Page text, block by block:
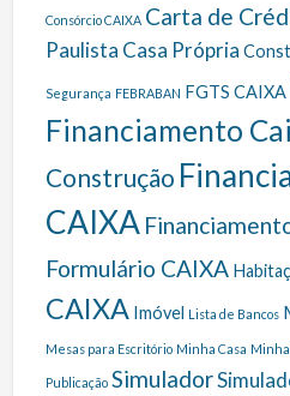
Consórcio CAIXA Carta de
Paulista Casa Própria
Segurança FEBRABAN FGTS CAIXA
Financiamento
Construção
CAIXA
Formulário CAIXA
CAIXA Imóvel Lista de Bancos
Mesas para Escritório Minha Casa
Publicação Simulador